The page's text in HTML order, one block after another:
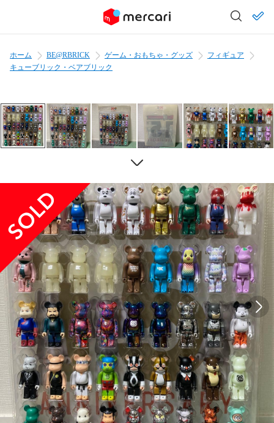
ホーム BE@RBRICK ゲーム・おもちゃ・グッズ
フィギュア
キューブリック・ベアブリック